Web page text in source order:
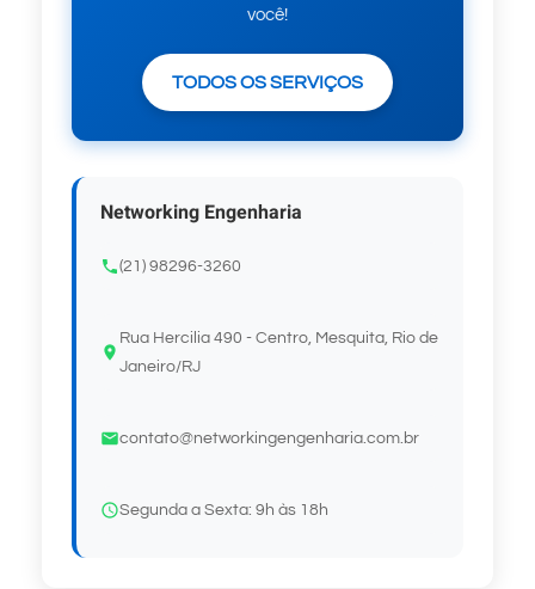
você!
TODOS OS SERVIÇOS
Networking Engenharia
(21) 98296-3260
Rua Hercilia 490 - Centro, Mesquita, Rio de
Janeiro/RJ
contato@networkingengenharia.com.br
Segunda a Sexta: 9h às 18h